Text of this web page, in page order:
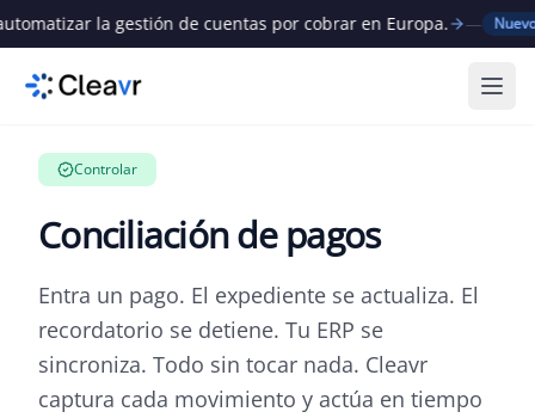
la gestión de cuentas por cobrar en Europa. — Nuevo
Controlar
Conciliación de pagos
Entra un pago. El expediente se actualiza. El
recordatorio se detiene. Tu ERP se
sincroniza. Todo sin tocar nada. Cleavr
captura cada movimiento y actúa en tiempo